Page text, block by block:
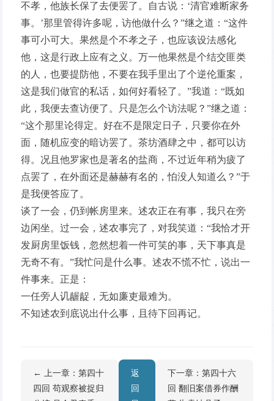
不孝，他族长保了去便罢了。自古说：‘清官难断家务
事。’那里管得许多呢，访他做什么？”继之道：“这件
事可小可大。果然是个不孝之子，也应该设法感化
他，这是行政上应有之义。万一他果然是个结交匪类
的人，也要提防他，不要在我手里出了个逆伦重案，
这是我们做官的私话，如何好看轻了。”我道：“既如
此，我便去查访便了。只是怎么个访法呢？”继之道：
“这个那里论得定。好在不是限定日子，只要你在外
面，随机应变的暗访罢了。茶坊酒肆之中，都可以访
得。况且他罗家也是著名的盐商，不过近年稍为疲了
点罢了，在外面还是赫赫有名的，怕没人知道么？”于
是我便答应了。
谈了一会，仍到帐房里来。述农正在有事，我只在旁
边闲坐。过一会，述农事完了，对我笑道：“我恰才开
发厨房里饭钱，忽然想着一件可笑的事，天下事真是
无奇不有。”我忙问是什么事。述农不慌不忙，说出一
件事来。正是：
一任旁人讥龌龊，无如廉吏最难为。
不知述农到底说出什么事，且待下回再记。
← 上一章：第四十
四回 苟观察被捉归
返
回
下一章：第四十六
回 翻旧案借券作酬